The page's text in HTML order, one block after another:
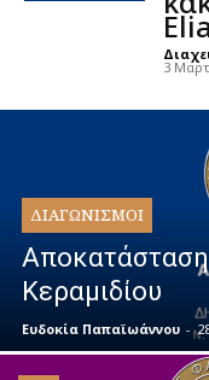
3
ΔΙΑΓΩΝΙΣΜΟΊ
Αποκατάσταση
Κεραμιδίου
Ευδοκία Παπαϊωάννου -